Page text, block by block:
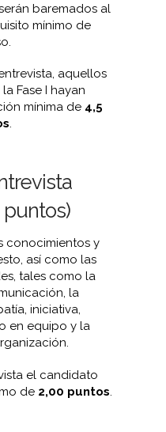
baremados al
mínimo de
aquellos
Fase I hayan
mínima de 4,5
.
conocimientos y
así como las
tales como la
la
iniciativa,
en equipo y la
el candidato
de 2,00 puntos.